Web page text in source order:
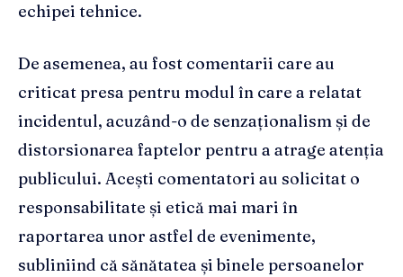
echipei tehnice.
De asemenea, au fost comentarii care au
criticat presa pentru modul în care a relatat
incidentul, acuzând-o de senzaționalism și de
distorsionarea faptelor pentru a atrage atenția
publicului. Acești comentatori au solicitat o
responsabilitate și etică mai mari în
raportarea unor astfel de evenimente,
subliniind că sănătatea și binele persoanelor